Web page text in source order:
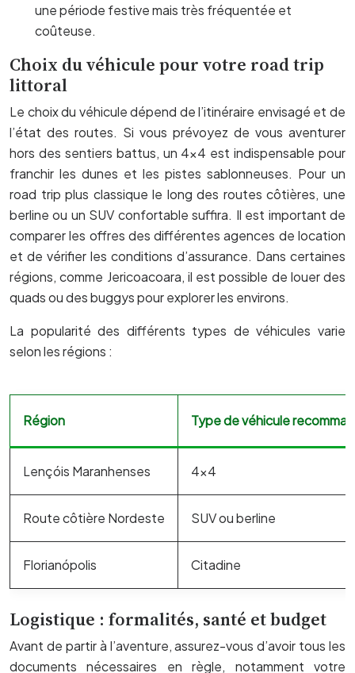
une période festive mais très fréquentée et
coûteuse.
Choix du véhicule pour votre road trip
littoral
Le choix du véhicule dépend de l’itinéraire envisagé et de
l’état des routes. Si vous prévoyez de vous aventurer
hors des sentiers battus, un 4×4 est indispensable pour
franchir les dunes et les pistes sablonneuses. Pour un
road trip plus classique le long des routes côtières, une
berline ou un SUV confortable suffira. Il est important de
comparer les offres des différentes agences de location
et de vérifier les conditions d’assurance. Dans certaines
régions, comme Jericoacoara, il est possible de louer des
quads ou des buggys pour explorer les environs.
La popularité des différents types de véhicules varie
selon les régions :
Région Type de véhicule
Lençóis Maranhenses 4×4
Route côtière Nordeste SUV ou berline
Florianópolis Citadine
Logistique : formalités, santé et budget
Avant de partir à l’aventure, assurez-vous d’avoir tous les
documents nécessaires en règle, notamment votre